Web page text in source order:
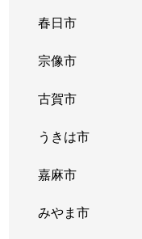
春日市
宗像市
古賀市
うきは市
嘉麻市
みやま市